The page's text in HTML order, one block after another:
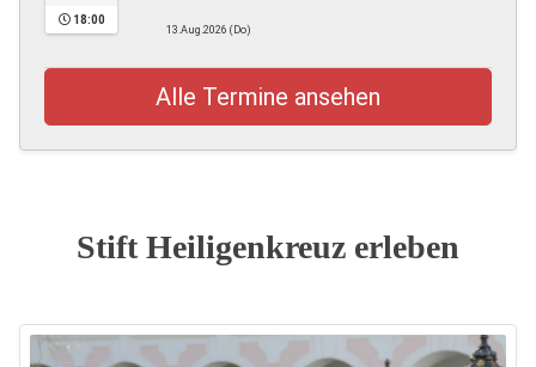
18:00
13.Aug.2026 (Do)
Alle Termine ansehen
Stift Heiligenkreuz erleben